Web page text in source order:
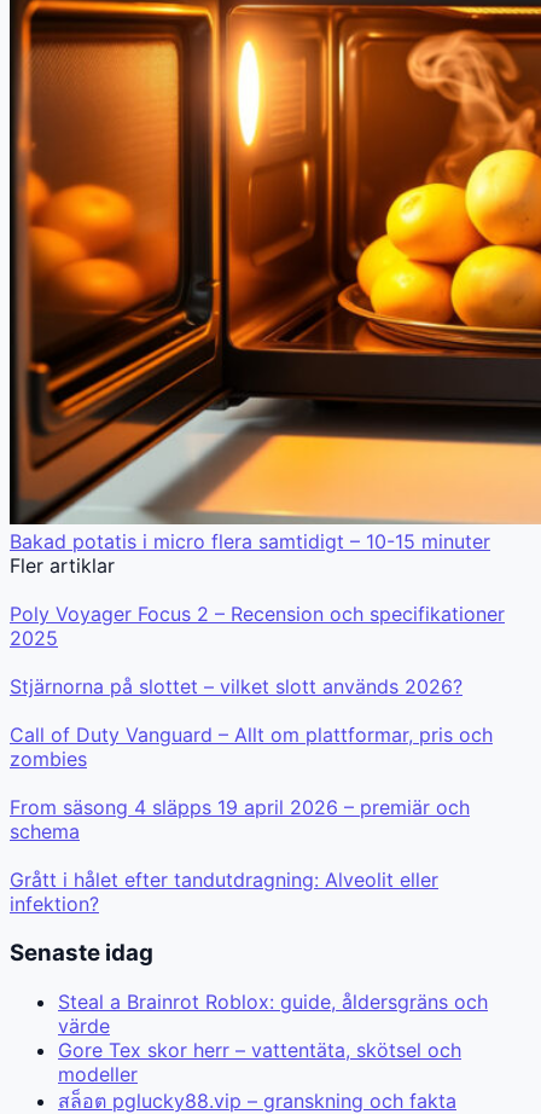
Bakad potatis i micro flera samtidigt – 10-15 minuter
Fler artiklar
Poly Voyager Focus 2 – Recension och specifikationer
2025
Stjärnorna på slottet – vilket slott används 2026?
Call of Duty Vanguard – Allt om plattformar, pris och
zombies
From säsong 4 släpps 19 april 2026 – premiär och
schema
Grått i hålet efter tandutdragning: Alveolit eller
infektion?
Senaste idag
Steal a Brainrot Roblox: guide, åldersgräns och
värde
Gore Tex skor herr – vattentäta, skötsel och
modeller
สล็อต pglucky88.vip – granskning och fakta